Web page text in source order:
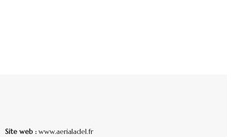
Site web : www.aerialadel.fr